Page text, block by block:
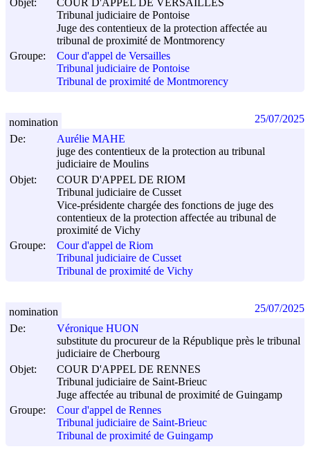
Objet:
COUR D'APPEL DE VERSAILLES
Tribunal judiciaire de Pontoise
Juge des contentieux de la protection affectée au
tribunal de proximité de Montmorency
Groupe:
Cour d'appel de Versailles
Tribunal judiciaire de Pontoise
Tribunal de proximité de Montmorency
De:
Aurélie MAHE
juge des contentieux de la protection au tribunal
judiciaire de Moulins
Objet:
COUR D'APPEL DE RIOM
Tribunal judiciaire de Cusset
Vice-présidente chargée des fonctions de juge des
contentieux de la protection affectée au tribunal de
proximité de Vichy
Groupe:
Cour d'appel de Riom
Tribunal judiciaire de Cusset
Tribunal de proximité de Vichy
nomination 25/07/2025
De:
Véronique HUON
substitute du procureur de la République près le tribunal
judiciaire de Cherbourg
Objet:
COUR D'APPEL DE RENNES
Tribunal judiciaire de Saint-Brieuc
Juge affectée au tribunal de proximité de Guingamp
Groupe:
Cour d'appel de Rennes
Tribunal judiciaire de Saint-Brieuc
Tribunal de proximité de Guingamp
nomination 25/07/2025